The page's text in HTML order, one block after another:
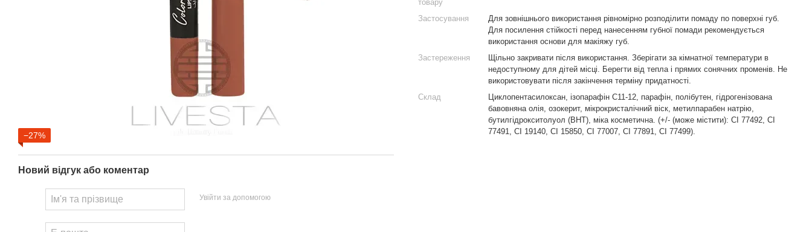
−27%
Новий відгук або коментар
Увійти за допомогою
товару
Застосування
Для зовнішнього використання рівномірно розподілити помаду по поверхні губ.
Для посилення стійкості перед нанесенням губної помади рекомендується
використання основи для макіяжу губ.
Застереження
Щільно закривати після використання. Зберігати за кімнатної температури в
недоступному для дітей місці. Берегти від тепла і прямих сонячних променів. Не
використовувати після закінчення терміну придатності.
Склад
Циклопентасилоксан, ізопарафін C11-12, парафін, полібутен, гідрогенізована
бавовняна олія, озокерит, мікрокристалічний віск, метилпарабен натрію,
бутилгідрокситолуол (BHT), міка косметична. (+/- (може містити): CI 77492, CI
77491, CI 19140, CI 15850, CI 77007, CI 77891, CI 77499).